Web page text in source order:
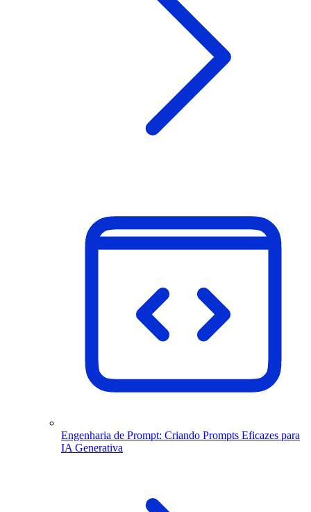
Engenharia de Prompt: Criando Prompts Eficazes para
IA Generativa